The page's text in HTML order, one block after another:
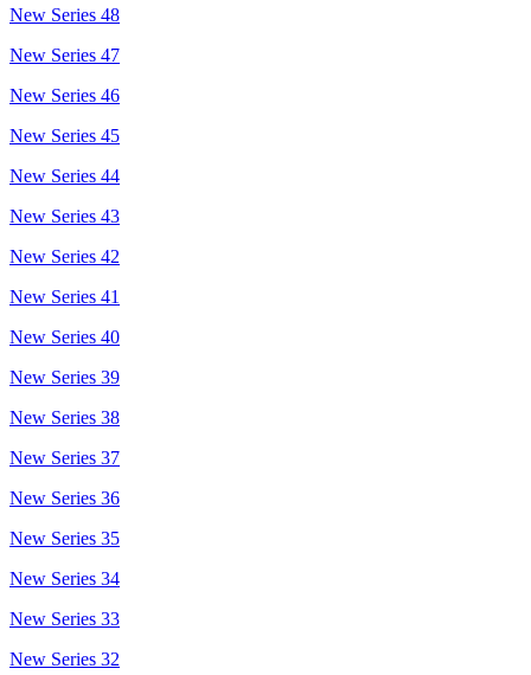
New Series 48
New Series 47
New Series 46
New Series 45
New Series 44
New Series 43
New Series 42
New Series 41
New Series 40
New Series 39
New Series 38
New Series 37
New Series 36
New Series 35
New Series 34
New Series 33
New Series 32